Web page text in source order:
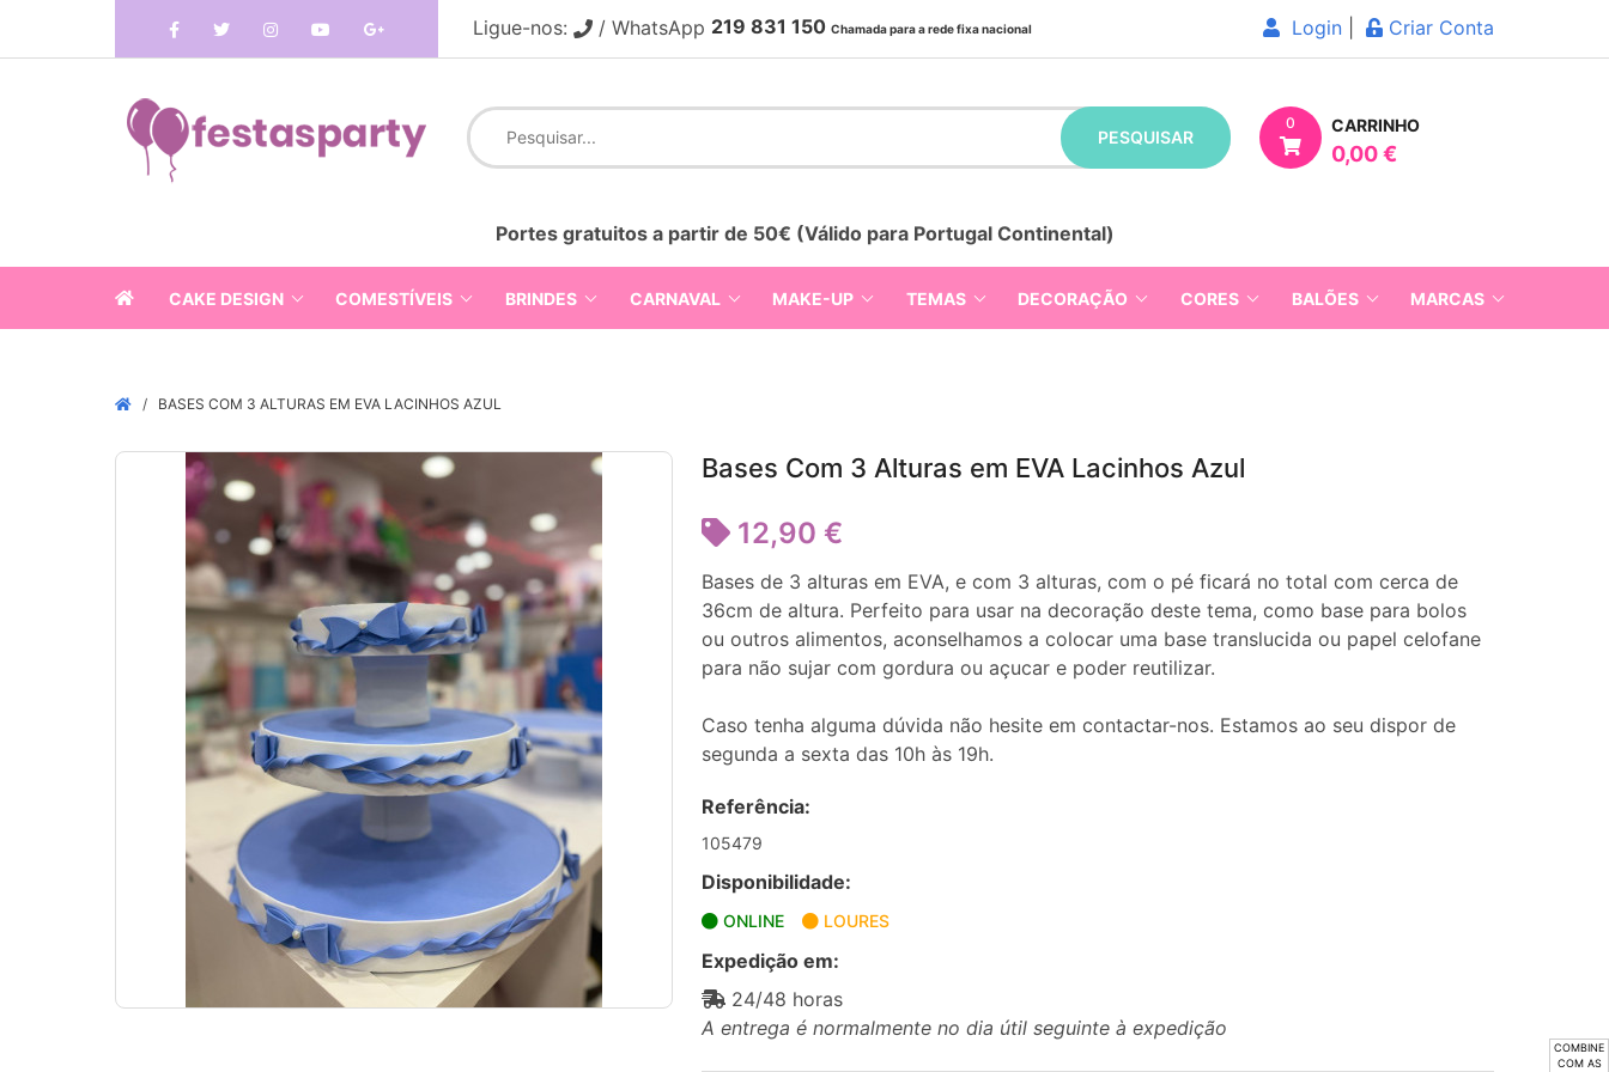
COMBINE
COM AS
Ligue-nos: / WhatsApp 219 831 150 Chamada para a rede fixa nacional Login Criar Conta
PESQUISAR
0 CARRINHO
0,00 €
Portes gratuitos a partir de 50€ (Válido para Portugal Continental)
CAKE DESIGN COMESTÍVEIS BRINDES CARNAVAL MAKE-UP TEMAS DECORAÇÃO CORES BALÕES MARCAS
BASES COM 3 ALTURAS EM EVA LACINHOS AZUL
Bases Com 3 Alturas em EVA Lacinhos Azul
12,90 €
Bases de 3 alturas em EVA, e com 3 alturas, com o pé ficará no total com cerca de
36cm de altura. Perfeito para usar na decoração deste tema, como base para bolos
ou outros alimentos, aconselhamos a colocar uma base translucida ou papel celofane
para não sujar com gordura ou açucar e poder reutilizar.
Caso tenha alguma dúvida não hesite em contactar-nos. Estamos ao seu dispor de
segunda a sexta das 10h às 19h.
Referência:
105479
Disponibilidade:
ONLINE LOURES
Expedição em:
24/48 horas
A entrega é normalmente no dia útil seguinte à expedição